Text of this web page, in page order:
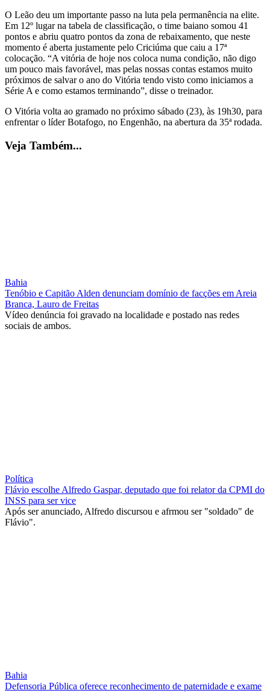
O Leão deu um importante passo na luta pela permanência na elite.
Em 12º lugar na tabela de classificação, o time baiano somou 41
pontos e abriu quatro pontos da zona de rebaixamento, que neste
momento é aberta justamente pelo Criciúma que caiu a 17ª
colocação. “A vitória de hoje nos coloca numa condição, não digo
um pouco mais favorável, mas pelas nossas contas estamos muito
próximos de salvar o ano do Vitória tendo visto como iniciamos a
Série A e como estamos terminando”, disse o treinador.
O Vitória volta ao gramado no próximo sábado (23), às 19h30, para
enfrentar o líder Botafogo, no Engenhão, na abertura da 35ª rodada.
Veja Também...
Bahia
Tenóbio e Capitão Alden denunciam domínio de facções em Areia
Branca, Lauro de Freitas
Vídeo denúncia foi gravado na localidade e postado nas redes
sociais de ambos.
Política
Flávio escolhe Alfredo Gaspar, deputado que foi relator da CPMI do
INSS para ser vice
Após ser anunciado, Alfredo discursou e afrmou ser "soldado" de
Flávio".
Bahia
Defensoria Pública oferece reconhecimento de paternidade e exame